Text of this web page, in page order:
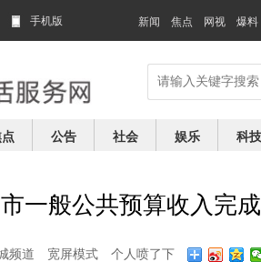
手机版 新闻 焦点 网视 爆料
公告 社会 娱乐 科技
一般公共预算收入完
频道 宽屏模式 个人喷了下